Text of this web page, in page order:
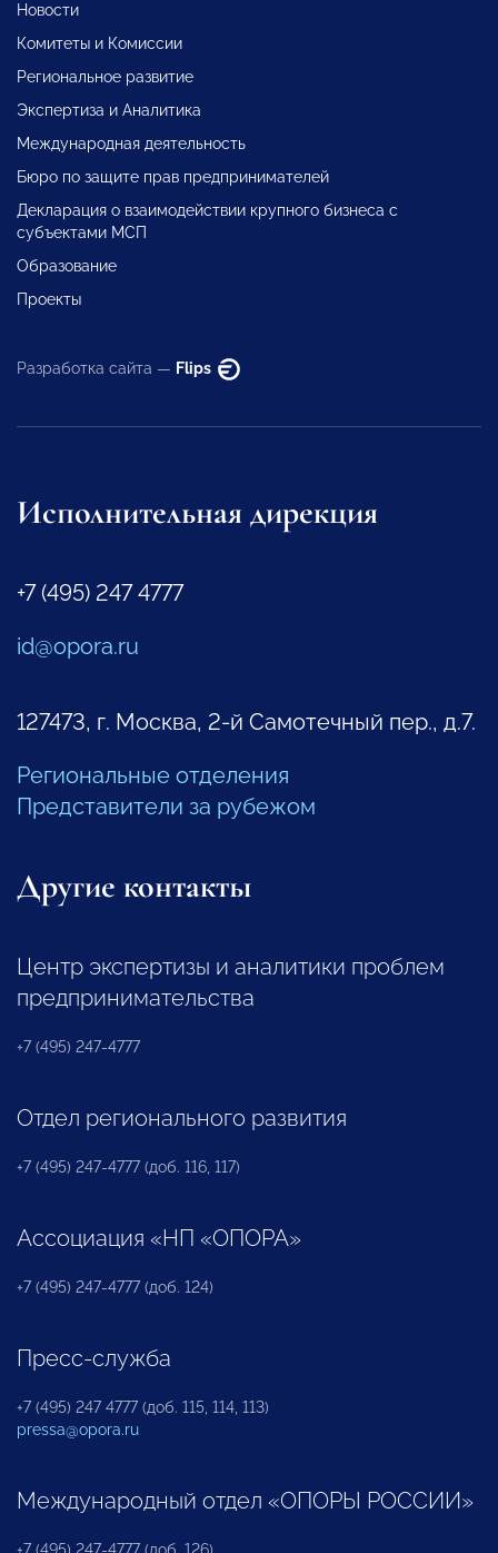
Новости
Комитеты и Комиссии
Региональное развитие
Экспертиза и Аналитика
Международная деятельность
Бюро по защите прав предпринимателей
Декларация о взаимодействии крупного бизнеса с
субъектами МСП
Образование
Проекты
Разработка сайта — Flips
Исполнительная дирекция
+7 (495) 247 4777
id@opora.ru
127473, г. Москва, 2-й Самотечный пер., д.7.
Региональные отделения
Представители за рубежом
Другие контакты
Центр экспертизы и аналитики проблем
предпринимательства
+7 (495) 247-4777
Отдел регионального развития
+7 (495) 247-4777 (доб. 116, 117)
Ассоциация «НП «ОПОРА»
+7 (495) 247-4777 (доб. 124)
Пресс-служба
+7 (495) 247 4777 (доб. 115, 114, 113)
pressa@opora.ru
Международный отдел «ОПОРЫ РОССИИ»